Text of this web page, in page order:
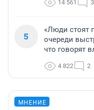
14 561 3
5
«Люди стоят
очереди
что говорят
4 822 2
МНЕНИЕ